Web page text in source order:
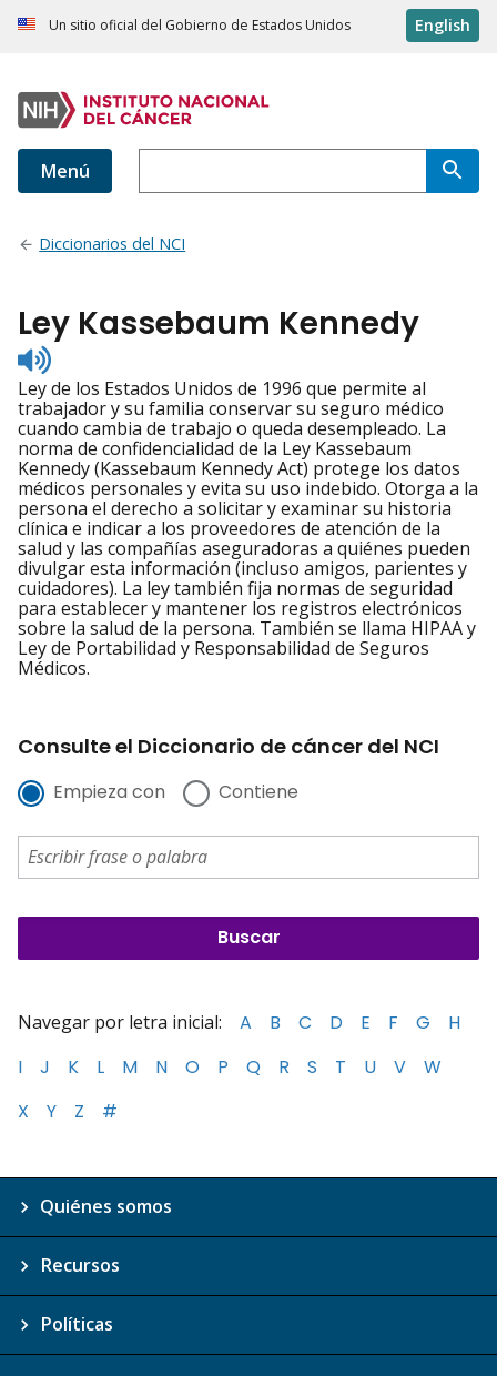
Un sitio oficial del Gobierno de Estados Unidos English
Menú
Diccionarios del NCI
Ley Kassebaum Kennedy
Listen
to
pronunciation
Ley de los Estados Unidos de 1996 que permite al
trabajador y su familia conservar su seguro médico
cuando cambia de trabajo o queda desempleado. La
norma de confidencialidad de la Ley Kassebaum
Kennedy (Kassebaum Kennedy Act) protege los datos
médicos personales y evita su uso indebido. Otorga a la
persona el derecho a solicitar y examinar su historia
clínica e indicar a los proveedores de atención de la
salud y las compañías aseguradoras a quiénes pueden
divulgar esta información (incluso amigos, parientes y
cuidadores). La ley también fija normas de seguridad
para establecer y mantener los registros electrónicos
sobre la salud de la persona. También se llama HIPAA y
Ley de Portabilidad y Responsabilidad de Seguros
Médicos.
Consulte el Diccionario de cáncer del NCI
Empieza con Contiene
Navegar por letra inicial: A B C D E F G
H
I
J K L M N O P Q R S T U V
W
X
Y Z #
Quiénes somos
Recursos
Políticas